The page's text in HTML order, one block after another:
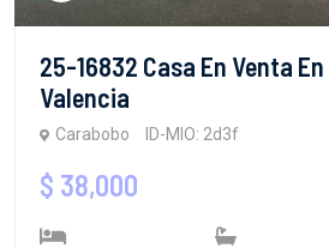
25-16832 Casa En Venta
Valencia
Carabobo ID-MIO: 2d3f
$ 38,000